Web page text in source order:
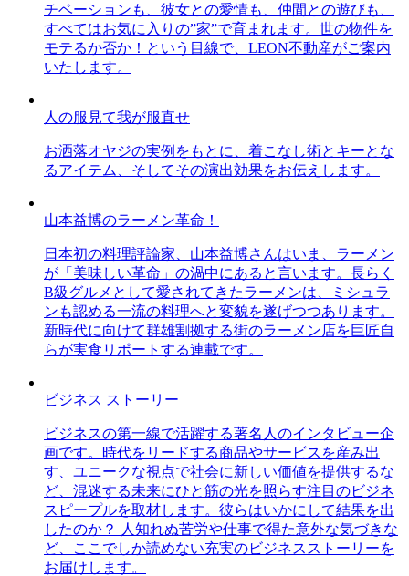
チベーションも、彼女との愛情も、仲間との遊びも、
すべてはお気に入りの”家”で育まれます。世の物件を
モテるか否か！という目線で、LEON不動産がご案内
いたします。
人の服見て我が服直せ
お洒落オヤジの実例をもとに、着こなし術とキーとな
るアイテム、そしてその演出効果をお伝えします。
山本益博のラーメン革命！
日本初の料理評論家、山本益博さんはいま、ラーメン
が「美味しい革命」の渦中にあると言います。長らく
B級グルメとして愛されてきたラーメンは、ミシュラ
ンも認める一流の料理へと変貌を遂げつつあります。
新時代に向けて群雄割拠する街のラーメン店を巨匠自
らが実食リポートする連載です。
ビジネス ストーリー
ビジネスの第一線で活躍する著名人のインタビュー企
画です。時代をリードする商品やサービスを産み出
す、ユニークな視点で社会に新しい価値を提供するな
ど、混迷する未来にひと筋の光を照らす注目のビジネ
スピープルを取材します。彼らはいかにして結果を出
したのか？ 人知れぬ苦労や仕事で得た意外な気づきな
ど、ここでしか読めない充実のビジネスストーリーを
お届けします。